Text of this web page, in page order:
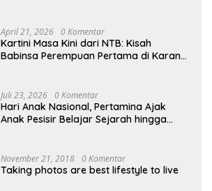
April 21, 2026 0 Komentar
Kartini Masa Kini dari NTB: Kisah
Babinsa Perempuan Pertama di Karang
Juli 23, 2026 0 Komentar
Hari Anak Nasional, Pertamina Ajak
Anak Pesisir Belajar Sejarah hingga
November 21, 2018 0 Komentar
Taking photos are best lifestyle to live